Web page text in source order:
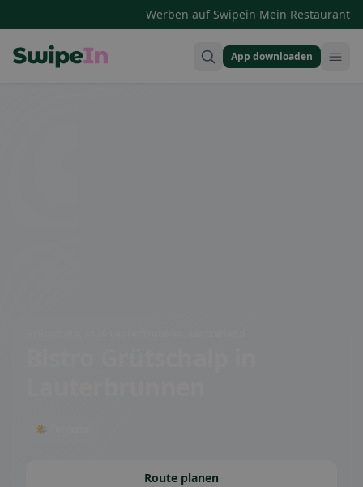
Werben auf Swipein·Mein Restaurant
App downloaden
🌤 Terrasse
Route planen